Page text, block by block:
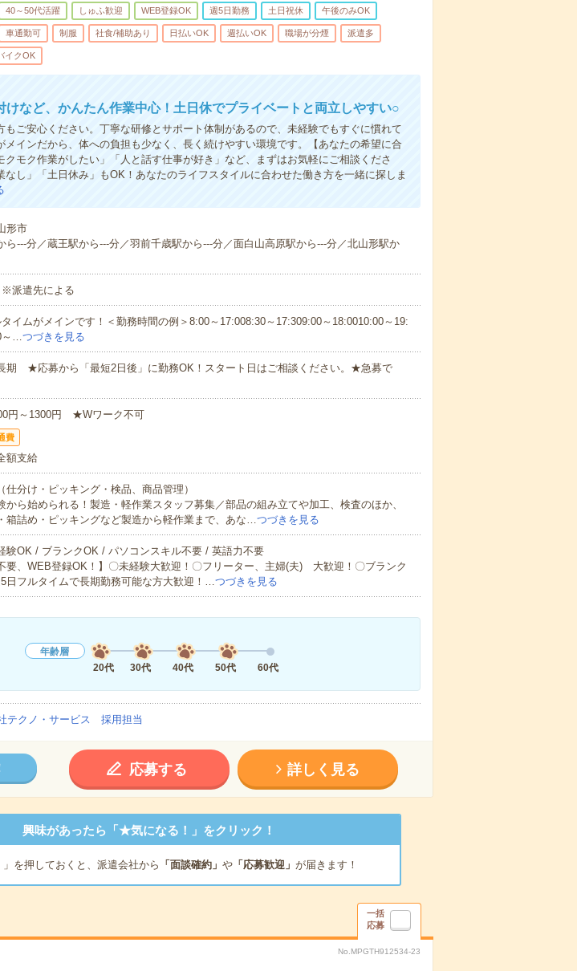
40～50代活躍 しゅふ歓迎 WEB登録OK 週5日勤務 土日祝休 午後のみOK
車通勤可 制服 社食/補助あり 日払いOK 週払いOK 職場が分煙 派遣多
イクOK
けなど、かんたん作業中心！土日休でプライベートと両立しやすい○
もご安心ください。丁寧な研修とサポート体制があるので、未経験でもすぐに慣れて
メインだから、体への負担も少なく、長く続けやすい環境です。【あなたの希望に合
クモク作業がしたい」「人と話す仕事が好き」など、まずはお気軽にご相談くださ
なし」「土日休み」もOK！あなたのライフスタイルに合わせた働き方を一緒に探しま
形市
ら---分／蔵王駅から---分／羽前千歳駅から---分／面白山高原駅から---分／北山形駅か
派遣先による
イムがメインです！＜勤務時間の例＞8:00～17:008:30～17:309:00～18:0010:00～19:
～…つづきを見る
期 ★応募から「最短2日後」に勤務OK！スタート日はご相談ください。★急募で
円～1300円 ★Wワーク不可
費
額支給
仕分け・ピッキング・検品、商品管理）
から始められる！製造・軽作業スタッフ募集／部品の組み立てや加工、検査のほか、
箱詰め・ピッキングなど製造から軽作業まで、あな…つづきを見る
験OK / ブランクOK / パソコンスキル不要 / 英語力不要
要、WEB登録OK！】〇未経験大歓迎！〇フリーター、主婦(夫) 大歓迎！〇ブランク
日フルタイムで長期勤務可能な方大歓迎！…つづきを見る
年齢層
20代
30代 40代 50代 60代
テクノ・サービス 採用担当
応募する 詳しく見る
興味があったら「★気になる！」をクリック！
」を押しておくと、派遣会社から 「面談確約」 や「応募歓迎」 が届きます！
一括
応募
No.MPGTH912534-23